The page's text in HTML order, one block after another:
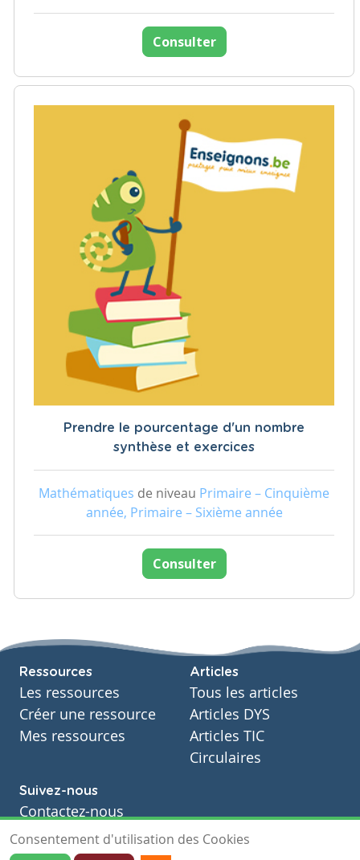
Consulter
Prendre le pourcentage d'un nombre
synthèse et exercices
Mathématiques de niveau Primaire – Cinquième
année, Primaire – Sixième année
Consulter
Ressources
Les ressources
Créer une ressource
Mes ressources
Articles
Tous les articles
Articles DYS
Articles TIC
Circulaires
Suivez-nous
Contactez-nous
Soutien scolaire
Notre page Facebook
Consentement d'utilisation des Cookies